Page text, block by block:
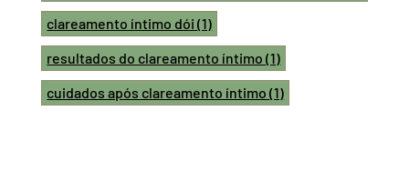
clareamento íntimo dói(1)
resultados do clareamento íntimo(1)
cuidados após clareamento íntimo(1)